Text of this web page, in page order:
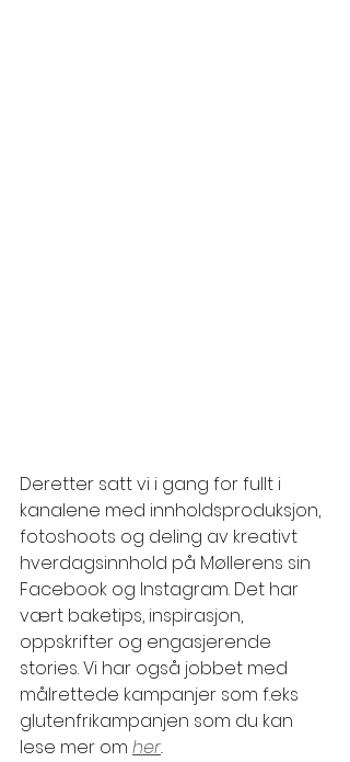
Deretter satt vi i gang for fullt i
kanalene med innholdsproduksjon,
fotoshoots og deling av kreativt
hverdagsinnhold på Møllerens sin
Facebook og Instagram. Det har
vært baketips, inspirasjon,
oppskrifter og engasjerende
stories. Vi har også jobbet med
målrettede kampanjer som f.eks
glutenfrikampanjen som du kan
lese mer om her.